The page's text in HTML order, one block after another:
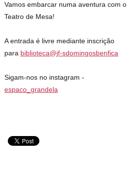
Vamos embarcar numa aventura com o
Teatro de Mesa!
A entrada é livre mediante inscrição
para biblioteca@jf-sdomingosbenfica
Sigam-nos no instagram -
espaco_grandela